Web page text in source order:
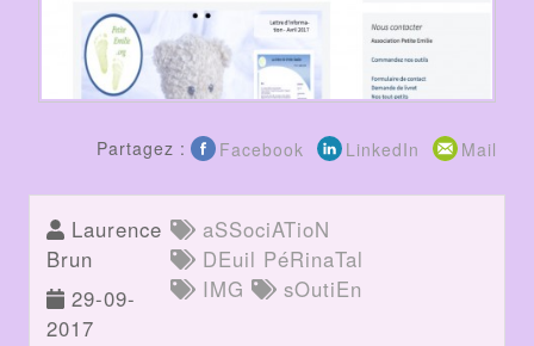
Partagez : Facebook LinkedIn Mail
Laurence
Brun
29-09-
2017
aSSociATioN
DEuil PéRinaTal
IMG
sOutiEn